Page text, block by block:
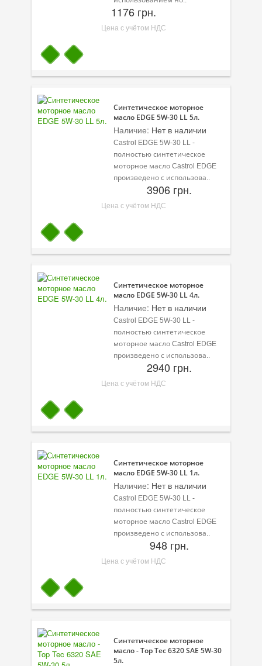
1176 грн.
Цена с учётом НДС
Синтетическое моторное
масло EDGE 5W-30 LL 5л.
Наличие: Нет в наличии
Castrol EDGE 5W-30 LL -
полностью синтетическое
моторное масло Castrol EDGE
произведено с использова..
3906 грн.
Цена с учётом НДС
Синтетическое моторное
масло EDGE 5W-30 LL 4л.
Наличие: Нет в наличии
Castrol EDGE 5W-30 LL -
полностью синтетическое
моторное масло Castrol EDGE
произведено с использова..
2940 грн.
Цена с учётом НДС
Синтетическое моторное
масло EDGE 5W-30 LL 1л.
Наличие: Нет в наличии
Castrol EDGE 5W-30 LL -
полностью синтетическое
моторное масло Castrol EDGE
произведено с использова..
948 грн.
Цена с учётом НДС
Синтетическое моторное
масло - Top Tec 6320 SAE 5W-30
5л.